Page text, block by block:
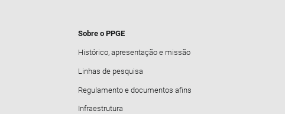
Sobre o PPGE
Histórico, apresentação e missão
Linhas de pesquisa
Regulamento e documentos afins
Infraestrutura